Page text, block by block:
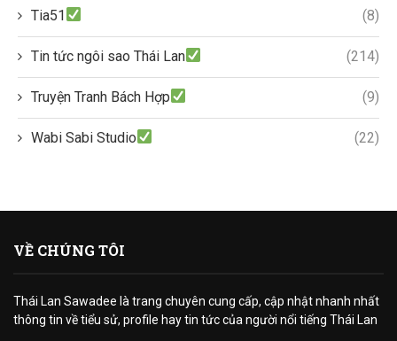
Tia51 (8)
Tin tức ngôi sao Thái Lan (214)
Truyện Tranh Bách Hợp (9)
Wabi Sabi Studio (22)
VỀ CHÚNG TÔI
Thái Lan Sawadee là trang chuyên cung cấp, cập nhật nhanh nhất
thông tin về tiểu sử, profile hay tin tức của người nổi tiếng Thái Lan